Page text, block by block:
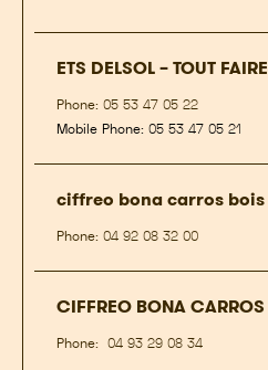
ETS DELSOL – TOUT FAIRE
Phone: 05 53 47 05 22
Mobile Phone: 05 53 47 05 21
ciffreo bona carros bois
Phone: 04 92 08 32 00
CIFFREO BONA CARROS
Phone: 04 93 29 08 34